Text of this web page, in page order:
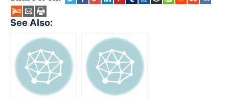
See Also: